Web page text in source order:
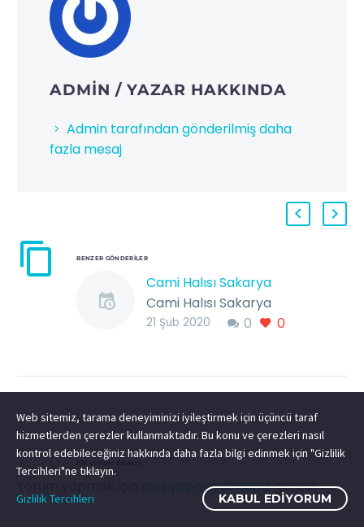
ADMIN / YAZAR HAKKINDA
Admin tarafından gönderilmiş daha
fazla mesaj
BENZER GÖNDERILER
Cami Halısı Sakarya
Cami Halısı Sakarya
Türkiye’nin En Büyük
Sakarya…
0 0
21 Şub 2020
giriş yapmış olmanızgerekir.
Web sitemiz, tarama deneyiminizi iyileştirmek için üçüncü taraf
hizmetlerden çerezler kullanmaktadır. Bu konu ve çerezleri nasıl
kontrol edebileceğiniz hakkında daha fazla bilgi edinmek için "Gizlilik
Tercihleri"ne tıklayın.
Gizlilik Tercihleri
KABUL EDIYORUM